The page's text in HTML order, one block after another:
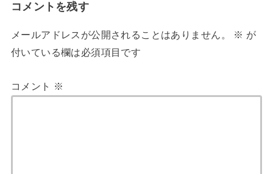
コメントを残す
メールアドレスが公開されることはありません。 ※ が
付いている欄は必須項目です
コメント ※